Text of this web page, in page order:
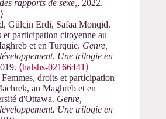
rapports de sexe, , 2022.
Gülçin Erdi, Safaa Monqid.
et participation citoyenne au
et en Turquie. Genre,
Une trilogie en
⟨halshs-02166441⟩
droits et participation
au Maghreb et en
d'Ottawa. Genre,
Une trilogie en